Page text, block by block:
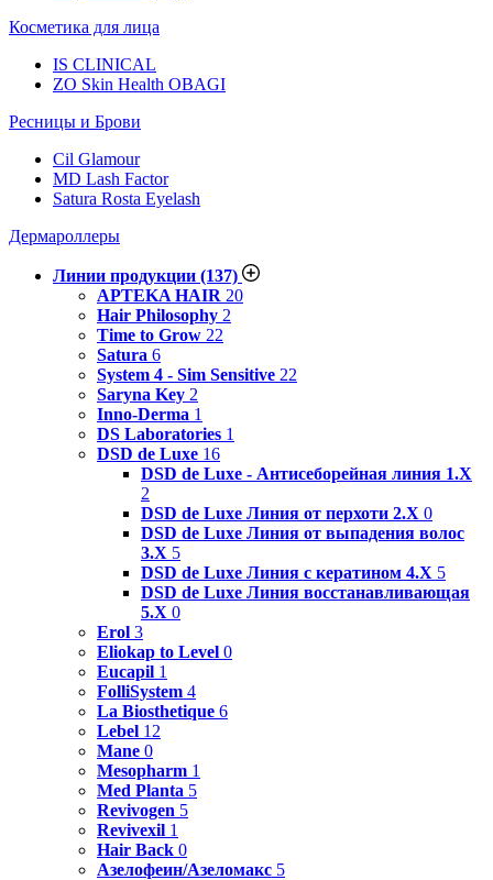
Косметика для лица
IS CLINICAL
ZO Skin Health OBAGI
Ресницы и Брови
Cil Glamour
MD Lash Factor
Satura Rosta Eyelash
Дермароллеры
Линии продукции (137)
APTEKA HAIR 20
Hair Philosophy 2
Time to Grow 22
Satura 6
System 4 - Sim Sensitive 22
Saryna Key 2
Inno-Derma 1
DS Laboratories 1
DSD de Luxe 16
DSD de Luxe - Антисеборейная линия 1.X
2
DSD de Luxe Линия от перхоти 2.Х 0
DSD de Luxe Линия от выпадения волос
3.Х 5
DSD de Luxe Линия с кератином 4.Х 5
DSD de Luxe Линия восстанавливающая
5.Х 0
Erol 3
Eliokap to Level 0
Eucapil 1
FolliSystem 4
La Biosthetique 6
Lebel 12
Mane 0
Mesopharm 1
Med Planta 5
Revivogen 5
Revivexil 1
Hair Back 0
Азелофеин/Aзеломакс 5